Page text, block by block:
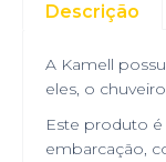
Descrição
A Kamell
eles, o
Este produto
embarcação,